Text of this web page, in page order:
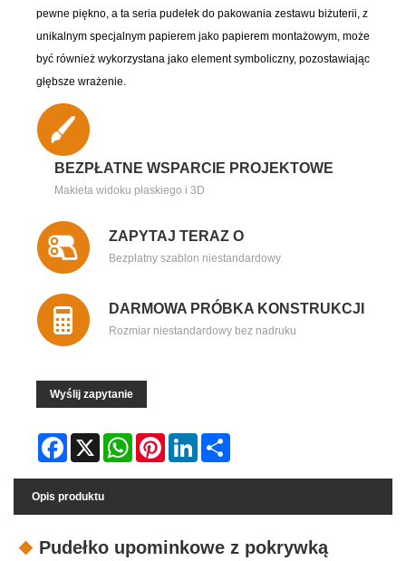
pewne piękno, a ta seria pudełek do pakowania zestawu biżuterii, z
unikalnym specjalnym papierem jako papierem montażowym, może
być również wykorzystana jako element symboliczny, pozostawiając
głębsze wrażenie.
BEZPŁATNE WSPARCIE PROJEKTOWE
Makieta widoku płaskiego i 3D
ZAPYTAJ TERAZ O
Bezpłatny szablon niestandardowy
DARMOWA PRÓBKA KONSTRUKCJI
Rozmiar niestandardowy bez nadruku
Wyślij zapytanie
Facebook
X WhatsAppPinterestLinkedIn
Opis produktu
Pudełko upominkowe z pokrywką